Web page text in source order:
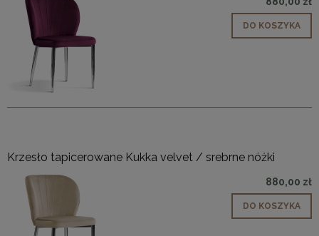
DO KOSZYKA
Krzesło tapicerowane Kukka velvet / srebrne nóżki
880,00 zł
DO KOSZYKA